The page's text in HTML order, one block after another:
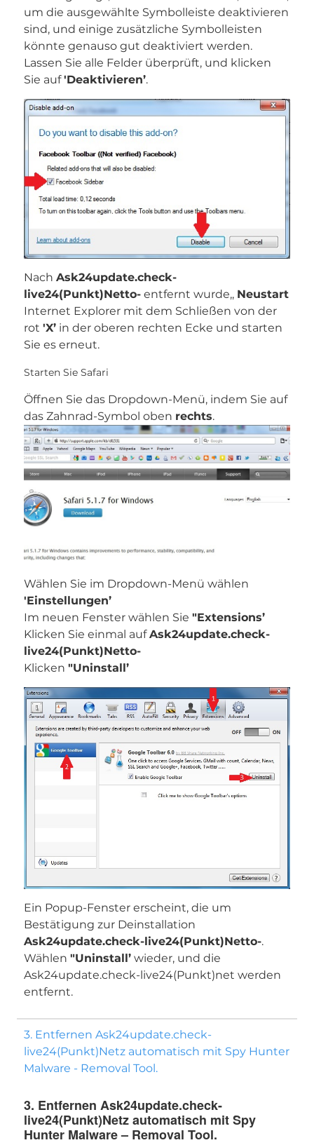
um die ausgewählte Symbolleiste deaktivieren
sind, und einige zusätzliche Symbolleisten
könnte genauso gut deaktiviert werden.
Lassen Sie alle Felder überprüft, und klicken
Sie auf'Deaktivieren’.
Nach Ask24update.check-
live24(Punkt)Netto-entfernt wurde,, Neustart
Internet Explorer mit dem Schließen von der
rot 'X’in der oberen rechten Ecke und starten
Sie es erneut.
Starten Sie Safari
Öffnen Sie das Dropdown-Menü, indem Sie auf
das Zahnrad-Symbol oben rechts.
Wählen Sie im Dropdown-Menü wählen
'Einstellungen’
Im neuen Fenster wählen Sie "Extensions’
Klicken Sie einmal aufAsk24update.check-
live24(Punkt)Netto-
Klicken "Uninstall’
Ein Popup-Fenster erscheint, die um
Bestätigung zur Deinstallation
Ask24update.check-live24(Punkt)Netto-.
Wählen "Uninstall’wieder, und die
Ask24update.check-live24(Punkt)net werden
entfernt.
3. Entfernen Ask24update.check-
live24(Punkt)Netz automatisch mit Spy Hunter
Malware - Removal Tool.
3. Entfernen Ask24update.check-
live24(Punkt)Netz automatisch mit Spy
Hunter Malware – Removal Tool.
Herunterladen